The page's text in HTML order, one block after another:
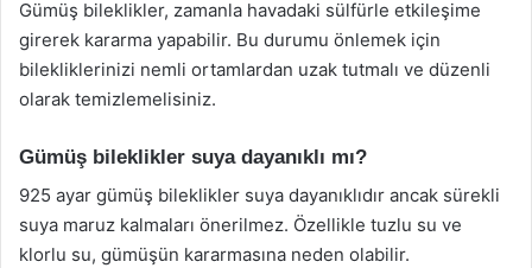
Gümüş bileklikler, zamanla havadaki sülfürle etkileşime
girerek kararma yapabilir. Bu durumu önlemek için
bilekliklerinizi nemli ortamlardan uzak tutmalı ve düzenli
olarak temizlemelisiniz.
Gümüş bileklikler suya dayanıklı mı?
925 ayar gümüş bileklikler suya dayanıklıdır ancak sürekli
suya maruz kalmaları önerilmez. Özellikle tuzlu su ve
klorlu su, gümüşün kararmasına neden olabilir.